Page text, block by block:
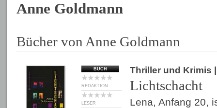
Anne Goldmann
Bücher von Anne Goldmann
BUCH
REDAKTION
LESER
Thriller und Krimis
Lichtschacht
Lena, Anfang 20,